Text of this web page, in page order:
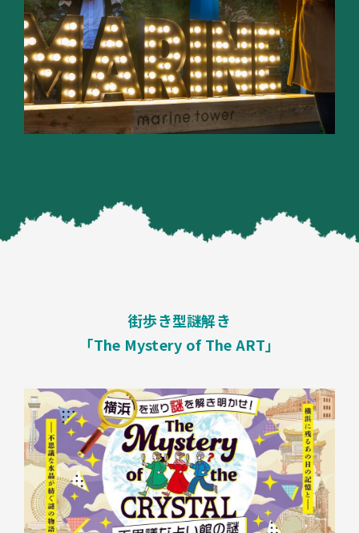
街歩き型謎解き
「The Mystery of The ART」